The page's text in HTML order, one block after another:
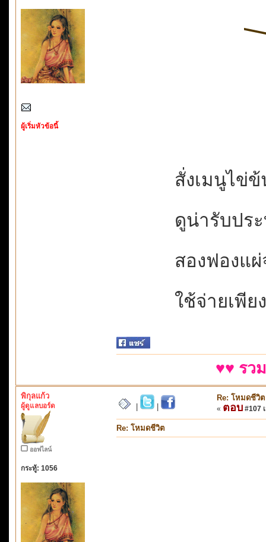
ผู้เริ่มหัวข้อนี้
สั่งเมนูไข่
ดูน่ารับปร
สองฟองแ
ใช้จ่ายเพี
♥♥ รว
พิกุลแก้ว
ผู้ดูแลบอร์ด
ออฟไลน์
กระทู้: 1056
Re: โหมดชีวิต
« ตอบ #107
Re: โหมดชีวิต